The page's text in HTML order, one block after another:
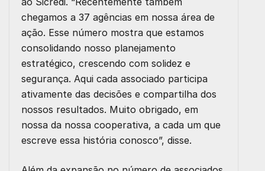
chegamos a 37 agências em nossa área de
ação. Esse número mostra que estamos
consolidando nosso planejamento
estratégico, crescendo com solidez e
segurança. Aqui cada associado participa
ativamente das decisões e compartilha dos
nossos resultados. Muito obrigado, em
nossa da nossa cooperativa, a cada um que
escreve essa história conosco”, disse.